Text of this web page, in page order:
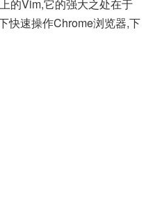
的Vim,它的强大之处在于
快速操作Chrome浏览器,下